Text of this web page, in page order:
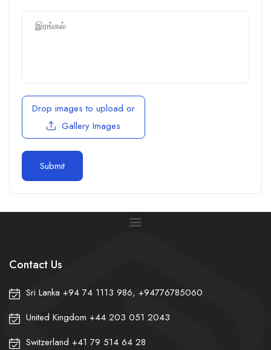
Drop images to upload or
Gallery Images
Contact Us
Sri Lanka +94 74 1113 986, +94776785060
United Kingdom +44 203 051 2043
Switzerland +41 79 514 64 28